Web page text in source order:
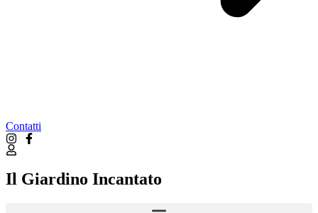
Contatti
Il Giardino Incantato